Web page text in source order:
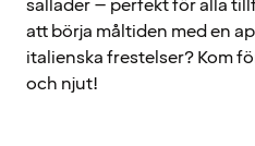
sallader – perfekt för alla
att börja måltiden med en
italienska frestelser? Kom
och njut!